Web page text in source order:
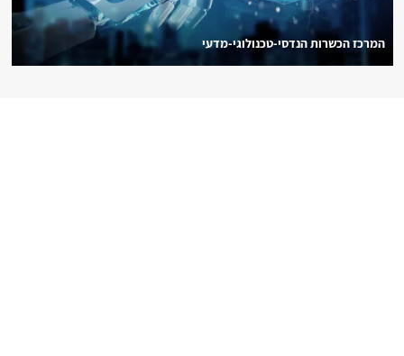
המרכז הכשרות הנדסי-טכנולוגי-מדעי